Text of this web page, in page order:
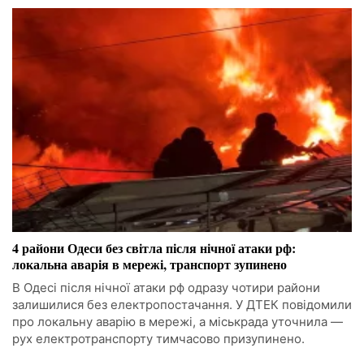
4 райони Одеси без світла після нічної атаки рф:
локальна аварія в мережі, транспорт зупинено
В Одесі після нічної атаки рф одразу чотири райони
залишилися без електропостачання. У ДТЕК повідомили
про локальну аварію в мережі, а міськрада уточнила —
рух електротранспорту тимчасово призупинено.